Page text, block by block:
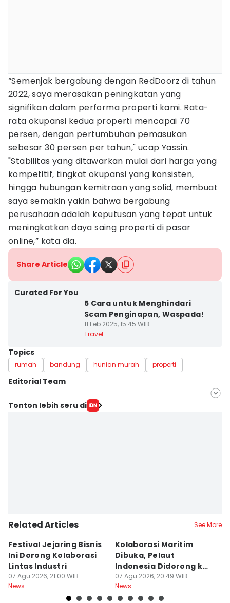
“Semenjak bergabung dengan RedDoorz di tahun
2022, saya merasakan peningkatan yang
signifikan dalam performa properti kami. Rata-
rata okupansi kedua properti mencapai 70
persen, dengan pertumbuhan pemasukan
sebesar 30 persen per tahun," ucap Yassin.
"Stabilitas yang ditawarkan mulai dari harga yang
kompetitif, tingkat okupansi yang konsisten,
hingga hubungan kemitraan yang solid, membuat
saya semakin yakin bahwa bergabung
perusahaan adalah keputusan yang tepat untuk
meningkatkan daya saing properti di pasar
online,” kata dia.
Share Article
Curated For You
5 Cara untuk Menghindari
Scam Penginapan, Waspada!
11 Feb 2025, 15:45 WIB
Travel
Topics
rumah bandung hunian murah properti
Editorial Team
Editor
Tonton lebih seru di
Related Articles See More
Festival Jejaring Bisnis
Ini Dorong Kolaborasi
Lintas Industri
07 Agu 2026, 21:00 WIB
News
Kolaborasi Maritim
Dibuka, Pelaut
Indonesia Didorong ke
Pasar Global
07 Agu 2026, 20:49 WIB
News